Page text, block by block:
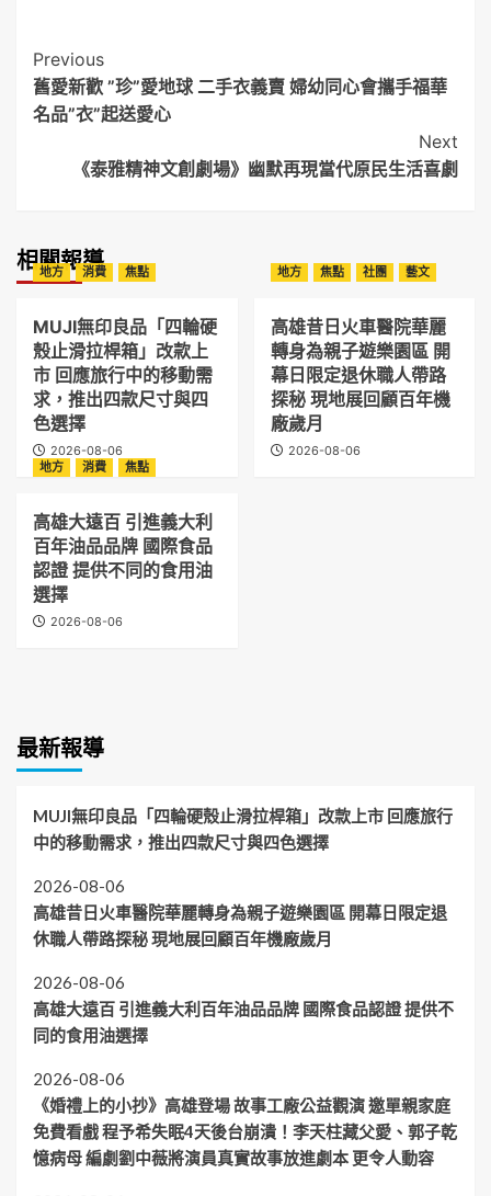
Post
Navigation
Previous
舊愛新歡 ”珍”愛地球 二手衣義賣 婦幼同心會攜手福華
名品”衣”起送愛心
Next
《泰雅精神文創劇場》幽默再現當代原民生活喜劇
相關報導
地方 消費 焦點
MUJI無印良品「四輪硬
殼止滑拉桿箱」改款上
市 回應旅行中的移動需
求，推出四款尺寸與四
色選擇
2026-08-06
地方 焦點 社團 藝文
高雄昔日火車醫院華麗
轉身為親子遊樂園區 開
幕日限定退休職人帶路
探秘 現地展回顧百年機
廠歲月
2026-08-06
地方
消費 焦點
高雄大遠百 引進義大利
百年油品品牌 國際食品
認證 提供不同的食用油
選擇
2026-08-06
最新報導
MUJI無印良品「四輪硬殼止滑拉桿箱」改款上市 回應旅行
中的移動需求，推出四款尺寸與四色選擇
2026-08-06
高雄昔日火車醫院華麗轉身為親子遊樂園區 開幕日限定退
休職人帶路探秘 現地展回顧百年機廠歲月
2026-08-06
高雄大遠百 引進義大利百年油品品牌 國際食品認證 提供不
同的食用油選擇
2026-08-06
《婚禮上的小抄》高雄登場 故事工廠公益觀演 邀單親家庭
免費看戲 程予希失眠4天後台崩潰！李天柱藏父愛、郭子乾
憶病母 編劇劉中薇將演員真實故事放進劇本 更令人動容